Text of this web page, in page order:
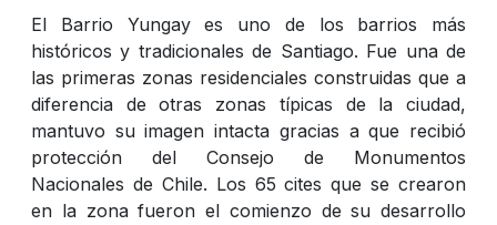
El Barrio Yungay es uno de los barrios más
históricos y tradicionales de Santiago. Fue una de
las primeras zonas residenciales construidas que a
diferencia de otras zonas típicas de la ciudad,
mantuvo su imagen intacta gracias a que recibió
protección del Consejo de Monumentos
Nacionales de Chile. Los 65 cites que se crearon
en la zona fueron el comienzo de su desarrollo